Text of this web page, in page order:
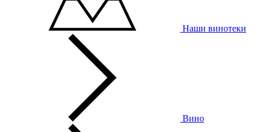
Наши винотеки
Вино